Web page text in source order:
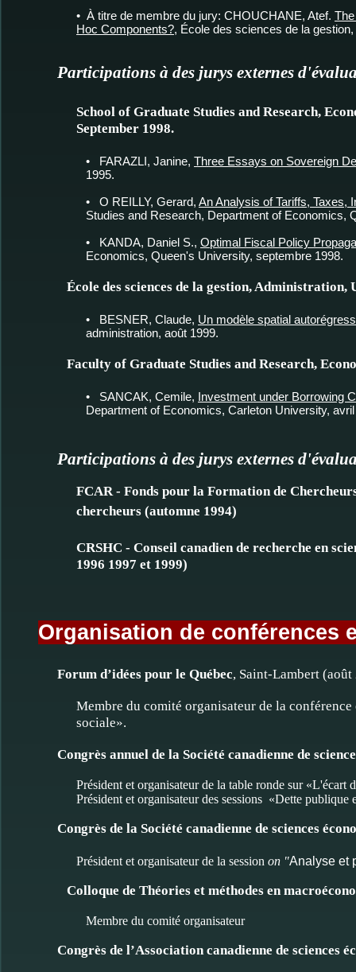
Organisation de conférences
Forum d’idées pour le Québec, Saint-Lambert (août
Membre du comité organisateur de la
sociale».
Congrès annuel de la Société canadienne de
Président et organisateur de la table ronde sur «L'écart
Président et organisateur des sessions «Dette
Congrès de la Société canadienne de sciences
Président et organisateur de la session on "Analyse et
Colloque de Théories et méthodes en
Membre du comité organisateur
Congrès de l’Association canadienne de sciences
• À titre de membre du jury: CHOUCHANE, Atef.
Hoc Components?, École des sciences de la
Participations à des jurys externes
School of Graduate Studies and Research,
September 1998.
• FARAZLI, Janine, Three Essays on Sovereign
1995.
• O REILLY, Gerard, An Analysis of Tariffs, Taxes,
Studies and Research, Department of Economics,
• KANDA, Daniel S., Optimal Fiscal Policy
Economics, Queen's University, septembre 1998.
École des sciences de la gestion, Administration,
• BESNER, Claude, Un modèle spatial
administration, août 1999.
Faculty of Graduate Studies and Research,
• SANCAK, Cemile, Investment under Borrowing
Department of Economics, Carleton University,
Participations à des jurys externes
FCAR - Fonds pour la Formation de
chercheurs (automne 1994)
CRSHC - Conseil canadien de recherche en
1996 1997 et 1999)